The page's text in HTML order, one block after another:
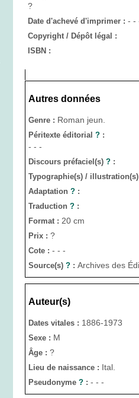
?
Date d'achevé d'imprimer : - -
Copyright / Dépôt légal :
ISBN :
Autres données
Genre : Roman jeun.
Péritexte éditorial ? :
- - -
Discours préfaciel(s) ? :
Typographie(s) /
Adaptation ? :
Traduction ? :
Format : 20 cm
Prix : ?
Cote : - - -
Source(s) ? : Archives des
Auteur(s)
Dates vitales : 1886-1973
Sexe : M
Âge : ?
Lieu de naissance : Ital.
Pseudonyme ? : - - -